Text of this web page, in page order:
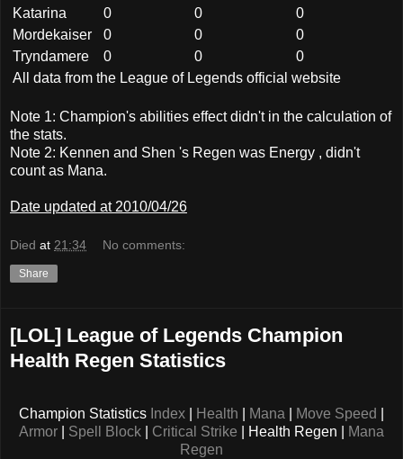
All data from the League of Legends official website
Katarina
0 0
0
Mordekaiser
0 0
0
Tryndamere
0 0 0
Note 1: Champion's abilities effect didn't in the calculation of
the stats.
Note 2: Kennen and Shen 's Regen was Energy , didn't
count as Mana.
Date updated at 2010/04/26
Died at 21:34 No comments:
Share
[LOL] League of Legends Champion
Health Regen Statistics
Champion Statistics Index Health Mana Move Speed
Armor
Spell Block Critical Strike | Health Regen |
Mana
Regen